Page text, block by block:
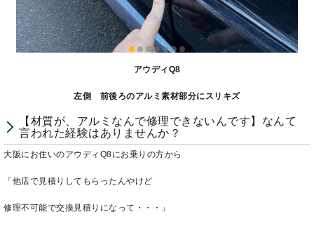
アウディQ8
左側 前後ろのアルミ素材部分にスリキズ
【材質が、アルミなんで修理できないんです】なんて
言われた経験はありませんか？
大阪にお住いのアウディQ8にお乗りの方から
「他店で見積りしてもらったんやけど
修理不可能で交換見積りになって・・・」